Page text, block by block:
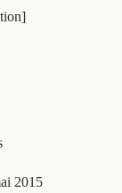
2015